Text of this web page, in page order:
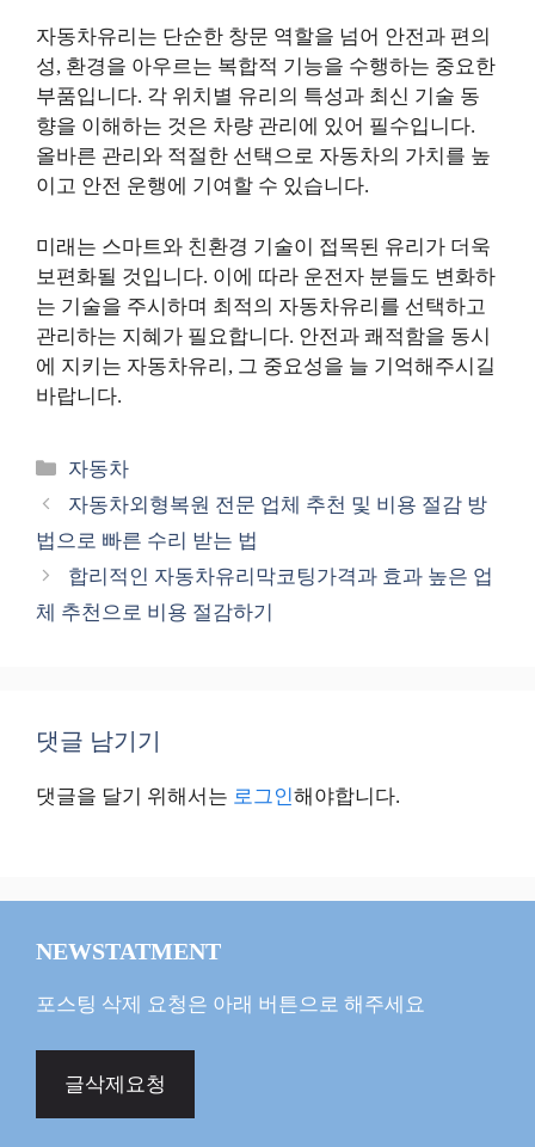
자동차유리는 단순한 창문 역할을 넘어 안전과 편의
성, 환경을 아우르는 복합적 기능을 수행하는 중요한
부품입니다. 각 위치별 유리의 특성과 최신 기술 동
향을 이해하는 것은 차량 관리에 있어 필수입니다.
올바른 관리와 적절한 선택으로 자동차의 가치를 높
이고 안전 운행에 기여할 수 있습니다.
미래는 스마트와 친환경 기술이 접목된 유리가 더욱
보편화될 것입니다. 이에 따라 운전자 분들도 변화하
는 기술을 주시하며 최적의 자동차유리를 선택하고
관리하는 지혜가 필요합니다. 안전과 쾌적함을 동시
에 지키는 자동차유리, 그 중요성을 늘 기억해주시길
바랍니다.
카
테
리
자동차
자동차외형복원 전문 업체 추천 및 비용 절감 방
법으로 빠른 수리 받는 법
합리적인 자동차유리막코팅가격과 효과 높은 업
체 추천으로 비용 절감하기
댓글 남기기
댓글을 달기 위해서는 로그인해야합니다.
NEWSTATMENT
포스팅 삭제 요청은 아래 버튼으로 해주세요
글삭제요청